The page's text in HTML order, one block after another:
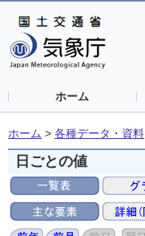
ホーム
ホーム > 各種データ・資料
日ごとの値